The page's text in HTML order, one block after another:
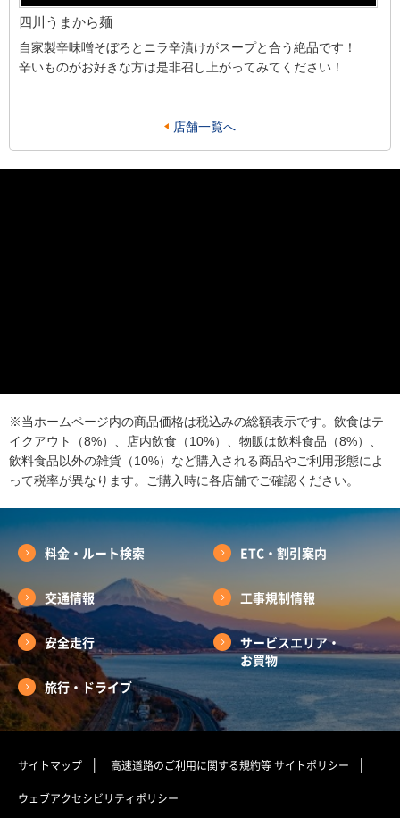
四川うまから麺
自家製辛味噌そぼろとニラ辛漬けがスープと合う絶品です！
辛いものがお好きな方は是非召し上がってみてください！
店舗一覧へ
※当ホームページ内の商品価格は税込みの総額表示です。飲食はテ
イクアウト（8%）、店内飲食（10%）、物販は飲料食品（8%）、
飲料食品以外の雑貨（10%）など購入される商品やご利用形態によ
って税率が異なります。ご購入時に各店舗でご確認ください。
料金・ルート検索 ETC・割引案内
交通情報 工事規制情報
安全走行
サービスエリア・
お買物
旅行・ドライブ
サイトマップ 高速道路のご利用に関する規約等サイトポリシー
ウェブアクセシビリティポリシー